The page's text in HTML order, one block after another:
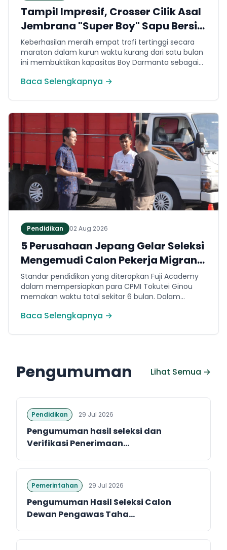
Tampil Impresif, Crosser Cilik Asal
Jembrana "Super Boy" Sapu Bersih
4 Gelar Juara Motocross 50cc di
Jawa
Keberhasilan meraih empat trofi tertinggi secara
maraton dalam kurun waktu kurang dari satu bulan
ini membuktikan kapasitas Boy Darmanta sebagai
dimiliki Jembrana di kancah motocross nasional
Baca Selengkapnya →
Pendidikan 02 Aug 2026
5 Perusahaan Jepang Gelar Seleksi
Mengemudi Calon Pekerja Migran
Jembrana
Standar pendidikan yang diterapkan Fuji Academy
dalam mempersiapkan para CPMI Tokutei Ginou
memakan waktu total sekitar 6 bulan. Dalam
menguasai sejumlah kompetensi. Seperti
(internal Fuji Academy). Sertifikasi resmi bahasa
Jepang.
Baca Selengkapnya →
Pengumuman Lihat Semua →
Pendidikan 29 Jul 2026
Pengumuman hasil seleksi dan
Verifikasi Penerimaan...
Pemerintahan 29 Jul 2026
Pengumuman Hasil Seleksi Calon
Dewan Pengawas Taha...